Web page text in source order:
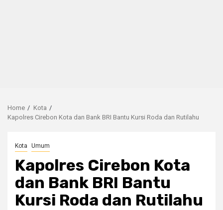
Home
Kota
Kapolres Cirebon Kota dan Bank BRI Bantu Kursi Roda dan Rutilahu
Kota Umum
Kapolres Cirebon Kota
dan Bank BRI Bantu
Kursi Roda dan Rutilahu